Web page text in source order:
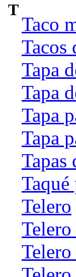
T
Taco
Tacos
Tapa
Tapa
Tapa
Tapa
Tapas
Taqué
Telero